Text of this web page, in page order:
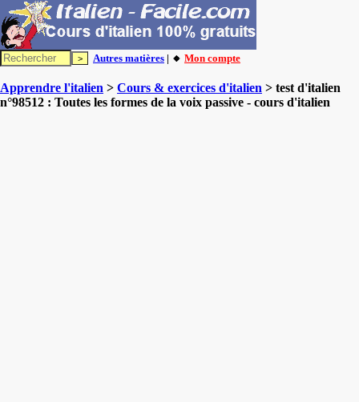
Autres matières | 🔸 Mon compte
Apprendre l'italien > Cours & exercices d'italien > test d'italien
n°98512 : Toutes les formes de la voix passive - cours d'italien